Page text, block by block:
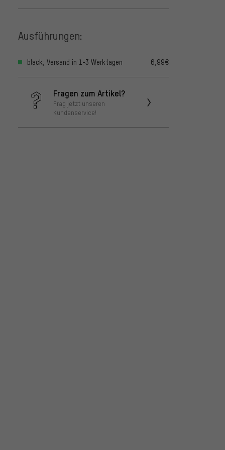
Ausführungen:
black, Versand in 1-3 Werktagen 6,99€
Fragen zum Artikel?
Frag jetzt unseren
Kundenservice!